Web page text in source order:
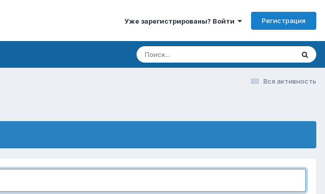
Уже зарегистрированы? Войти Регистрация
Вся активность